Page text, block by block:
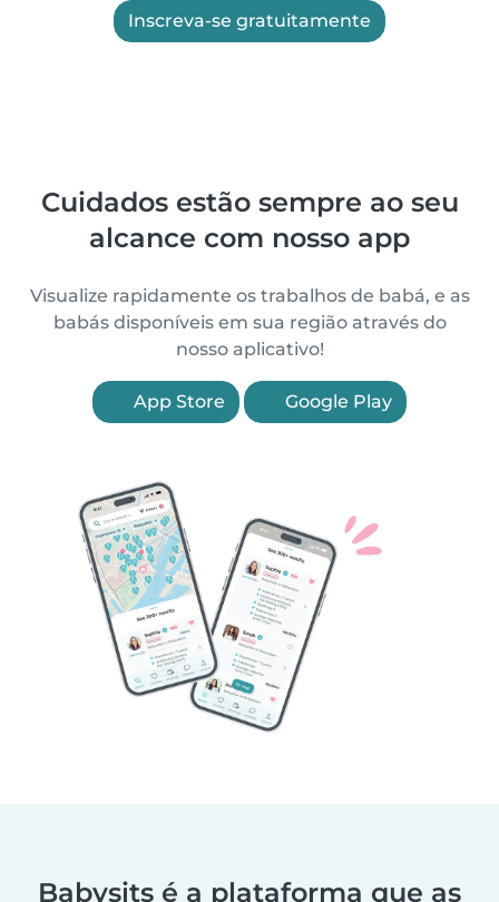
Inscreva-se gratuitamente
Cuidados estão sempre ao seu
alcance com nosso app
Visualize rapidamente os trabalhos de babá, e as
babás disponíveis em sua região através do
nosso aplicativo!
App Store Google Play
Babysits é a plataforma que as